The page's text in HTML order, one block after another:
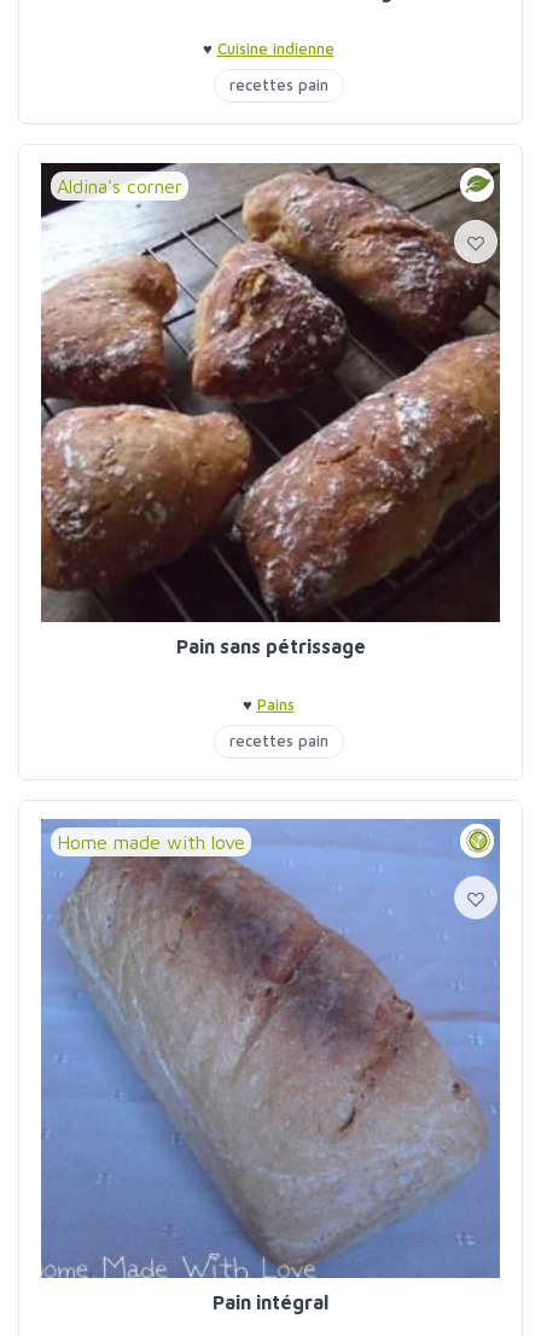
♥ Cuisine indienne
recettes pain
Aldina's corner
Pain sans pétrissage
♥ Pains
recettes pain
Home made with love
Pain intégral